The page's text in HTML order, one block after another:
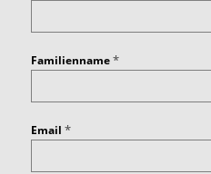
Familienname*
Email *